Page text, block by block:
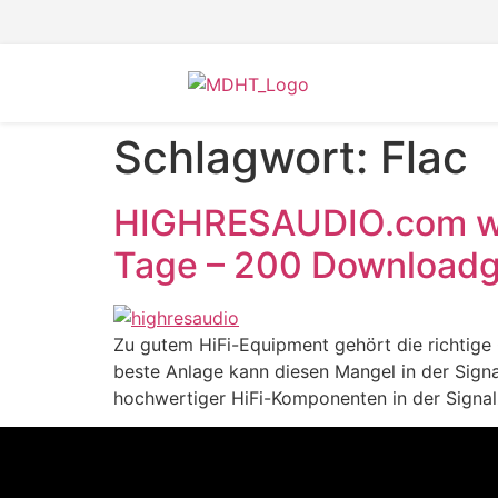
Schlagwort: Flac
Tage – 200
Zu gutem HiFi-Equipment gehört die
beste Anlage kann diesen Mangel in der
hochwertiger HiFi-Komponenten in der